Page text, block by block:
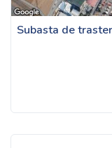
Subasta de